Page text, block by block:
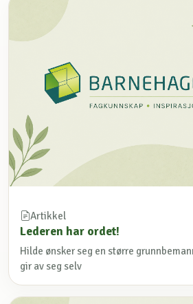
Artikkel
Lederen har ordet!
Hilde ønsker seg en større
gir av seg selv